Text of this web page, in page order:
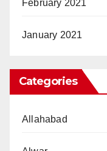
February 2021
January 2021
Categories
Allahabad